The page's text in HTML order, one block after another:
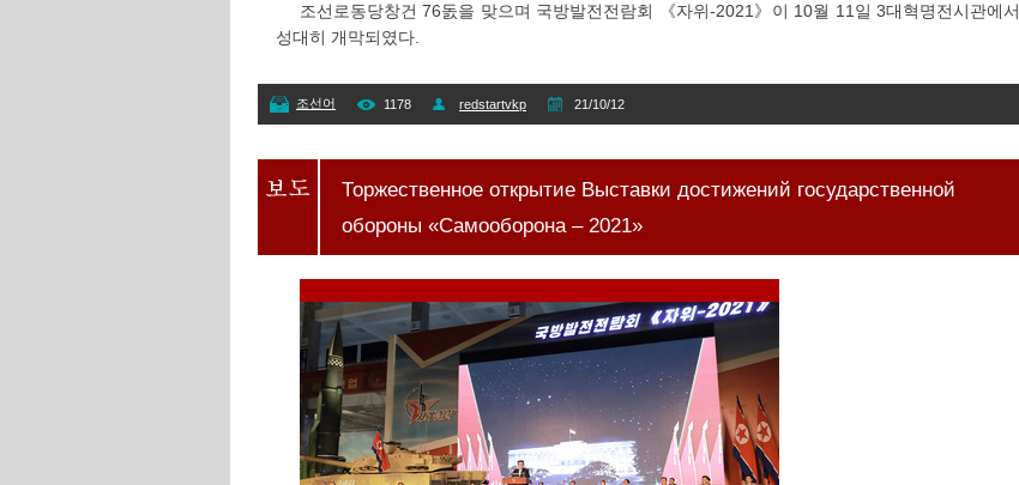
조선로동당창건 76돐을 맞으며 국방발전전람회 《자위-2021》이 10월 11일 3대혁명전시관에서
성대히 개막되였다.
조선어 1178 redstartvkp 21/10/12
Торжественное открытие Выставки достижений государственной
обороны «Самооборона – 2021»